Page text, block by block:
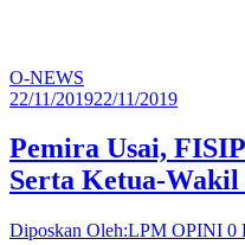
O-NEWS
22/11/201922/11/2019
Pemira Usai,
Serta Ketua-
Diposkan Oleh:LPM OPINI 0